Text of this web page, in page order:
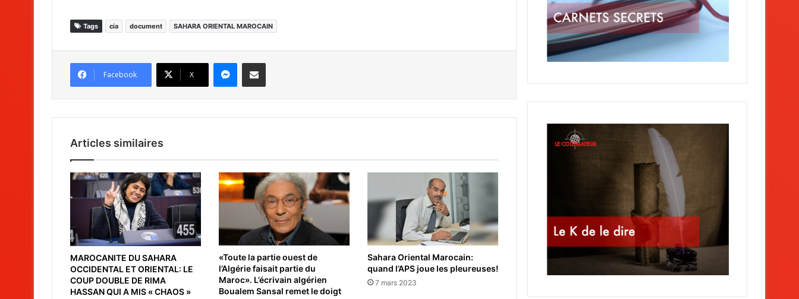
Tags cia document SAHARA ORIENTAL MAROCAIN
Facebook X
Articles similaires
MAROCANITE DU SAHARA
OCCIDENTAL ET ORIENTAL: LE
COUP DOUBLE DE RIMA
HASSAN QUI A MIS « CHAOS »
«Toute la partie ouest de
l’Algérie faisait partie du
Maroc». L’écrivain algérien
Boualem Sansal remet le doigt
Sahara Oriental Marocain:
quand l’APS joue les pleureuses!
7 mars 2023